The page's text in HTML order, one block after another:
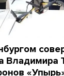
Владимира